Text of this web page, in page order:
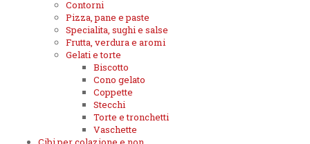
Contorni
Pizza, pane e paste
Specialita, sughi e salse
Frutta, verdura e aromi
Gelati e torte
Biscotto
Cono gelato
Coppette
Stecchi
Torte e tronchetti
Vaschette